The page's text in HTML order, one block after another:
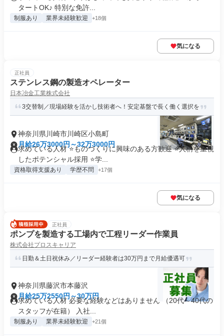
タートOK♪ 特別な免許...
制服あり 業界未経験歓迎 +18個
気になる
正社員
ステンレス鋼の製造オペレーター
日本冶金工業株式会社
3交替制／現場経験を活かし技術者へ！安定基盤で長く働く選択を
神奈川県川崎市川崎区小島町
月給26万3000円～32万3000円
求めている人材 ⭐ものづくりに興味のある方歓迎 ⭐人柄を重視
したポテンシャル採用 ⭐学...
資格取得支援あり 学歴不問 +17個
気になる
正社員
ポンプを製造する工場内で工程リーダー作業員
株式会社プロスキャリア
日勤＆土日祝休み／リーダー経験者は30万円まで月給優遇可
神奈川県藤沢市本藤沢
月給25万2550円～30万円
求めている人材 必要な経験などはありません （20代～40代の
スタッフが在籍） 入社...
制服あり 業界未経験歓迎 +21個